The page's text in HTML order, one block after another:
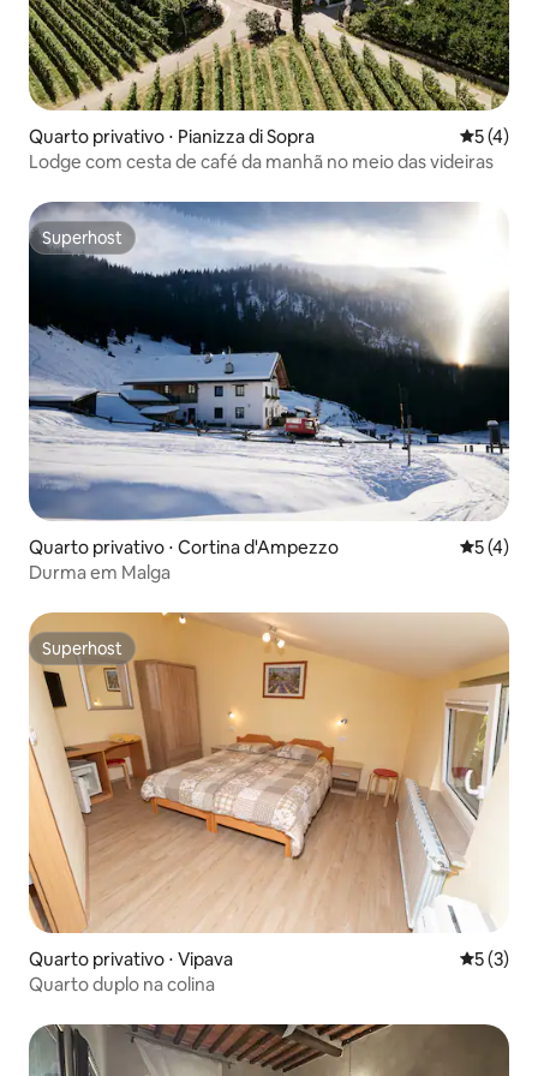
Quarto privativo ⋅ Pianizza di Sopra 5 de
5 (4)
Lodge com cesta de café da manhã no meio das videiras
Superhost
Superhost
Quarto privativo ⋅ Cortina d'Ampezzo 5 de
5 (4)
Durma em Malga
Superhost
Superhost
Quarto privativo ⋅ Vipava 5 de
5 (3)
Quarto duplo na colina